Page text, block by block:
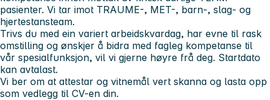
pasienter. Vi tar imot TRAUME-, MET-, barn-, slag- og
hjertestansteam.
Trivs du med ein variert arbeidskvardag, har evne til rask
omstilling og ønskjer å bidra med fagleg kompetanse til
vår spesialfunksjon, vil vi gjerne høyre frå deg. Startdato
kan avtalast.
Vi ber om at attestar og vitnemål vert skanna og lasta opp
som vedlegg til CV-en din.